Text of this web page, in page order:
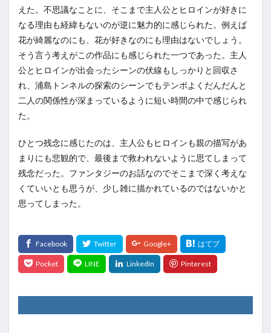
えた。不思議なことに、そこまで主人公とヒロインが好きに
なる理由も経緯もないのが逆に魅力的に感じられた。例えば
花が綺麗なのにも、花が好きなのにも理由はないでしょう。
そう言う考えがこの作品にも感じられた一つであった。主人
公とヒロインが出会ったシーンの伏線もしっかりと回収さ
れ、浦島トンネルの探索のシーンでもテンポよくだんだんと
二人の関係性が深まっているように短い時間の中で感じられ
た。
ひとつ残念に感じたのは、主人公もヒロインも親の描写があ
まりにも悲観的で、最後まで救われないように思てしまって
残念だった。ファンタジーのお話なのでそこまで深く考えな
くていいとも思うが、少し雑に描かれているのではないかと
思ってしまった。